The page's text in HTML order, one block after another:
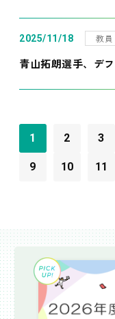
2025/11/18 教員
青山拓朗選手、デ
1 2 3
9 10 11